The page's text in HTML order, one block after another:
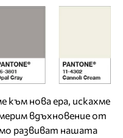
към нова ера, искахме
вдъхновение от
развиват нашата